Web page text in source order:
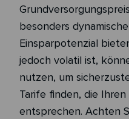
besonders
Einsparpotenzial
jedoch volatil ist,
nutzen, um
Tarife finden, die
entsprechen. Achten